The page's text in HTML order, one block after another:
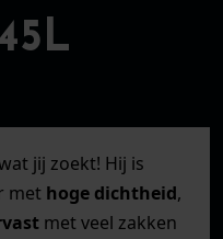
jij zoekt! Hij is
met hoge dichtheid,
met veel zakken